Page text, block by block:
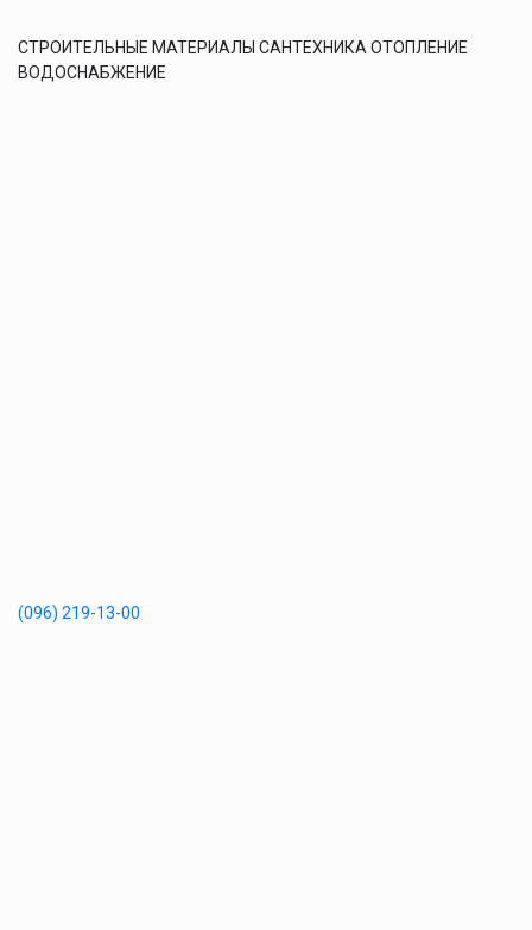
СТРОИТЕЛЬНЫЕ МАТЕРИАЛЫ САНТЕХНИКА ОТОПЛЕНИЕ
ВОДОСНАБЖЕНИЕ
(096) 219-13-00